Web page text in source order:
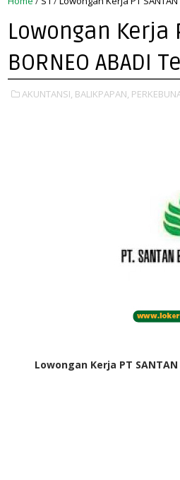
Lowongan Kerja
BORNEO ABADI
AKUNTANSI, BALIKPAPAN,
Lowongan Kerja PT